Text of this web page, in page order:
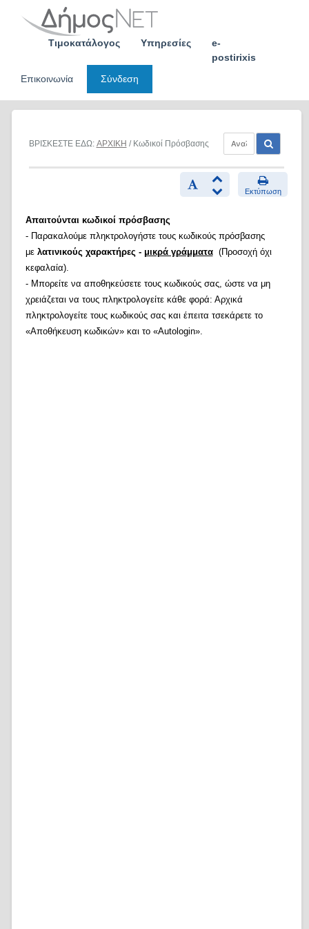
Τιμοκατάλογος Υπηρεσίες
e-
postirixis
Επικοινωνία
Σύνδεση
ΒΡΙΣΚΕΣΤΕ ΕΔΩ: ΑΡΧΙΚΗ / Κωδικοί Πρόσβασης
Εκτύπωση
Απαιτούνται κωδικοί πρόσβασης
- Παρακαλούμε πληκτρολογήστε τους κωδικούς πρόσβασης
με λατινικούς χαρακτήρες - μικρά γράμματα(Προσοχή όχι
κεφαλαία).
- Μπορείτε να αποθηκεύσετε τους κωδικούς σας, ώστε να μη
χρειάζεται να τους πληκτρολογείτε κάθε φορά: Αρχικά
πληκτρολογείτε τους κωδικούς σας και έπειτα τσεκάρετε το
«Αποθήκευση κωδικών» και το «Autologin».